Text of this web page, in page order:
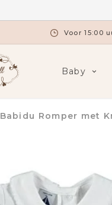
Voor 15:00
Baby
Babidu Romper met